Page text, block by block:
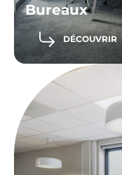
Bureaux
DÉCOUVRIR